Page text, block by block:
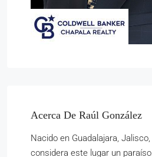
Acerca De Raúl González
Nacido en Guadalajara,
considera este lugar un